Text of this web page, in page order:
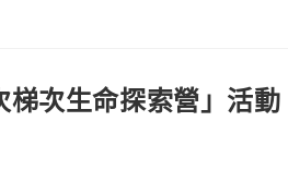
次生命探索營」活動